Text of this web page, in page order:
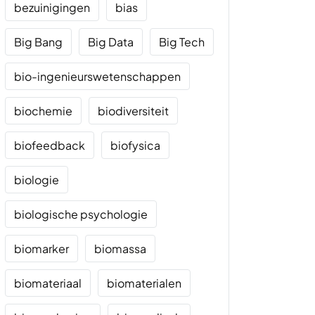
bezuinigingen bias
Big Bang Big Data Big Tech
bio-ingenieurswetenschappen
biochemie biodiversiteit
biofeedback biofysica
biologie
biologische psychologie
biomarker biomassa
biomateriaal biomaterialen